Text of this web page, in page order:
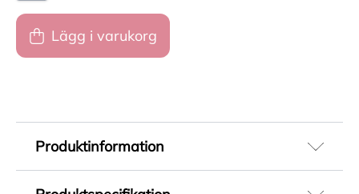
Lägg i varukorg
Produktinformation